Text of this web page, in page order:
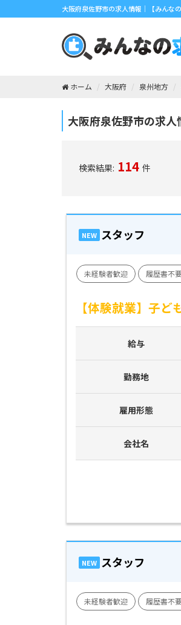
大阪府泉佐野市の求人情報｜【みんな
ホーム 大阪府 泉州地方
大阪府泉佐野市の求
検索結果: 114 件
NEW スタッフ
未経験者歓迎 履歴書不
【体験就業】子
給与
勤務地
雇用形態
会社名
NEW スタッフ
未経験者歓迎 履歴書不